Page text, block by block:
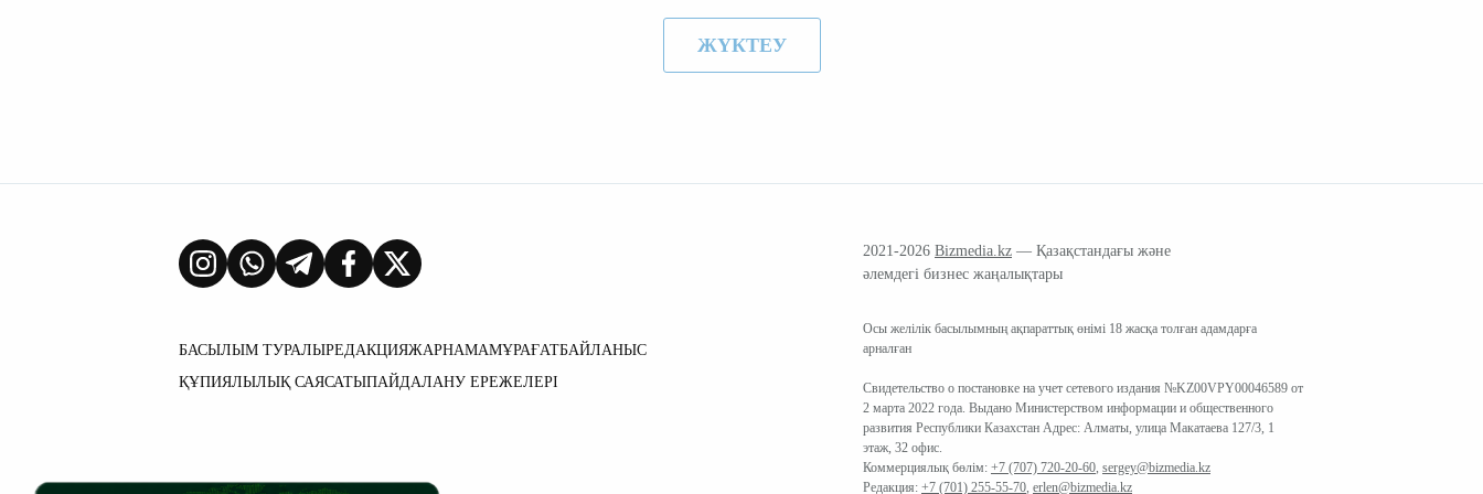
ЖҮКТЕУ
БАСЫЛЫМ ТУРАЛЫРЕДАКЦИЯЖАРНАМАМҰРАҒАТБАЙЛАНЫС
ҚҰПИЯЛЫЛЫҚ САЯСАТЫПАЙДАЛАНУ ЕРЕЖЕЛЕРІ
2021-2026 Bizmedia.kz — Қазақстандағы және
әлемдегі бизнес жаңалықтары
Осы желілік басылымның ақпараттық өнімі 18 жасқа толған адамдарға
арналған
Свидетельство о постановке на учет сетевого издания №KZ00VPY00046589 от
2 марта 2022 года. Выдано Министерством информации и общественного
развития Республики Казахстан Адрес: Алматы, улица Макатаева 127/3, 1
этаж, 32 офис.
Коммерциялық бөлім: +7 (707) 720-20-60, sergey@bizmedia.kz
Редакция: +7 (701) 255-55-70, erlen@bizmedia.kz